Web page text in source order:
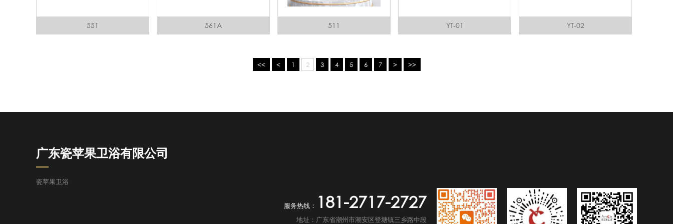
551 561A 511 YT-01 YT-02
<< < 1 2 3 4 5 6 7 > >>
广东瓷苹果卫浴有限公司
瓷苹果卫浴
服务热线： 181-2717-2727
地址：广东省潮州市潮安区登塘镇三乡路中段